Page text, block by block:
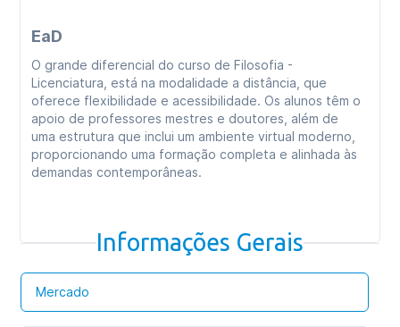
EaD
O grande diferencial do curso de Filosofia -
Licenciatura, está na modalidade a distância, que
oferece flexibilidade e acessibilidade. Os alunos têm o
apoio de professores mestres e doutores, além de
uma estrutura que inclui um ambiente virtual moderno,
proporcionando uma formação completa e alinhada às
demandas contemporâneas.
Informações Gerais
Mercado